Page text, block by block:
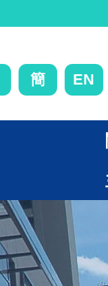
簡 EN